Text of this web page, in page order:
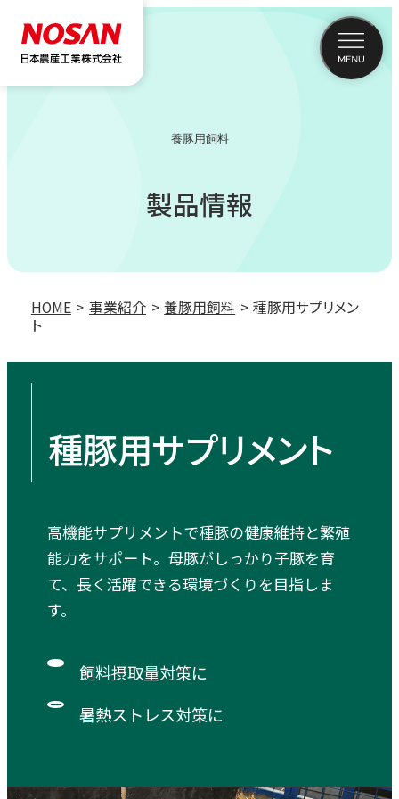
養豚用飼料
製品情報
HOME 事業紹介 養豚用飼料
種豚用サプリメン
ト
種豚用サプリメント
高機能サプリメントで種豚の健康維持と繁殖
能力をサポート。母豚がしっかり子豚を育
て、長く活躍できる環境づくりを目指しま
す。
飼料摂取量対策に
暑熱ストレス対策に